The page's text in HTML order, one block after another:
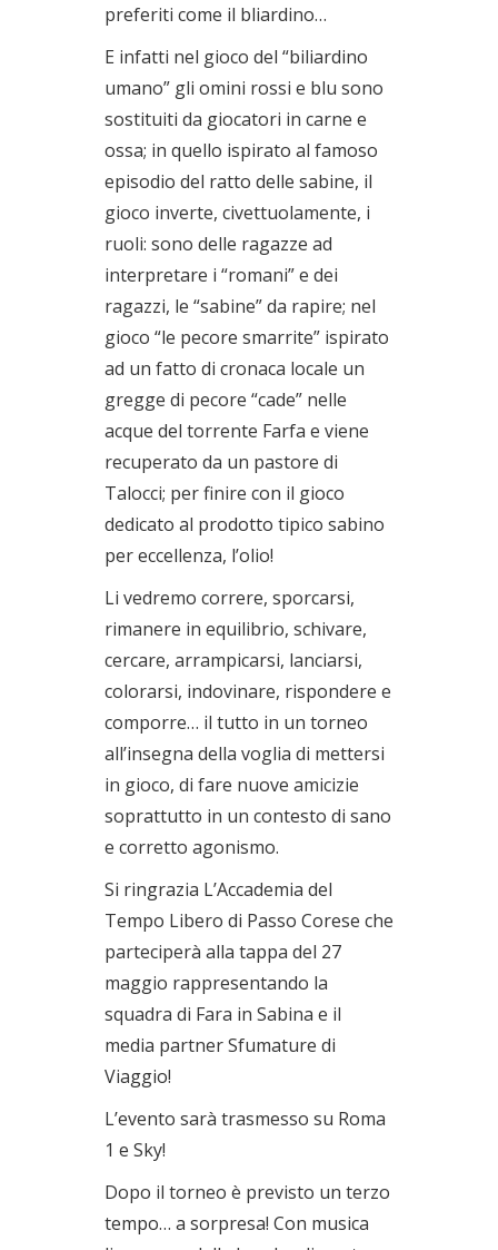
preferiti come il bliardino…
E infatti nel gioco del “biliardino
umano” gli omini rossi e blu sono
sostituiti da giocatori in carne e
ossa; in quello ispirato al famoso
episodio del ratto delle sabine, il
gioco inverte, civettuolamente, i
ruoli: sono delle ragazze ad
interpretare i “romani” e dei
ragazzi, le “sabine” da rapire; nel
gioco “le pecore smarrite” ispirato
ad un fatto di cronaca locale un
gregge di pecore “cade” nelle
acque del torrente Farfa e viene
recuperato da un pastore di
Talocci; per finire con il gioco
dedicato al prodotto tipico sabino
per eccellenza, l’olio!
Li vedremo correre, sporcarsi,
rimanere in equilibrio, schivare,
cercare, arrampicarsi, lanciarsi,
colorarsi, indovinare, rispondere e
comporre… il tutto in un torneo
all’insegna della voglia di mettersi
in gioco, di fare nuove amicizie
soprattutto in un contesto di sano
e corretto agonismo.
Si ringrazia L’Accademia del
Tempo Libero di Passo Corese che
parteciperà alla tappa del 27
maggio rappresentando la
squadra di Fara in Sabina e il
media partner Sfumature di
Viaggio!
L’evento sarà trasmesso su Roma
1 e Sky!
Dopo il torneo è previsto un terzo
tempo… a sorpresa! Con musica